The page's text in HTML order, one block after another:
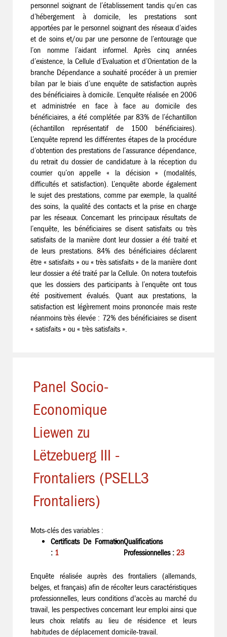
personnel soignant de l’établissement tandis qu’en cas
d’hébergement à domicile, les prestations sont
apportées par le personnel soignant des réseaux d’aides
et de soins et/ou par une personne de l’entourage que
l’on nomme l’aidant informel. Après cinq années
d’existence, la Cellule d’Evaluation et d’Orientation de la
branche Dépendance a souhaité procéder à un premier
bilan par le biais d’une enquête de satisfaction auprès
des bénéficiaires à domicile. L’enquête réalisée en 2006
et administrée en face à face au domicile des
bénéficiaires, a été complétée par 83% de l’échantillon
(échantillon représentatif de 1500 bénéficiaires).
L’enquête reprend les différentes étapes de la procédure
d’obtention des prestations de l’assurance dépendance,
du retrait du dossier de candidature à la réception du
courrier qu’on appelle « la décision » (modalités,
difficultés et satisfaction). L’enquête aborde également
le sujet des prestations, comme par exemple, la qualité
des soins, la qualité des contacts et la prise en charge
par les réseaux. Concernant les principaux résultats de
l’enquête, les bénéficiaires se disent satisfaits ou très
satisfaits de la manière dont leur dossier a été traité et
de leurs prestations. 84% des bénéficiaires déclarent
être « satisfaits » ou « très satisfaits » de la manière dont
leur dossier a été traité par la Cellule. On notera toutefois
que les dossiers des participants à l’enquête ont tous
été positivement évalués. Quant aux prestations, la
satisfaction est légèrement moins prononcée mais reste
néanmoins très élevée : 72% des bénéficiaires se disent
« satisfaits » ou « très satisfaits ».
Panel Socio-
Economique
Liewen zu
Lëtzebuerg III -
Frontaliers (PSELL3
Frontaliers)
Mots-clés des variables :
Certificats De Formation
: 1
Qualifications
Professionnelles : 23
Enquête réalisée auprès des frontaliers (allemands,
belges, et français) afin de récolter leurs caractéristiques
professionnelles, leurs conditions d'accès au marché du
travail, les perspectives concernant leur emploi ainsi que
leurs choix relatifs au lieu de résidence et leurs
habitudes de déplacement domicile-travail.